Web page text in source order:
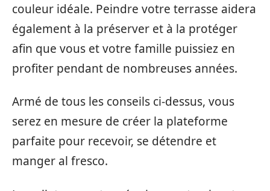
couleur idéale. Peindre votre terrasse aidera
également à la préserver et à la protéger
afin que vous et votre famille puissiez en
profiter pendant de nombreuses années.
Armé de tous les conseils ci-dessus, vous
serez en mesure de créer la plateforme
parfaite pour recevoir, se détendre et
manger al fresco.